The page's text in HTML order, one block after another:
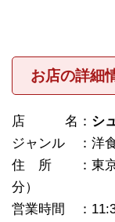
お店の詳細
店 名： シ
ジャンル ：洋
住 所 ：東京都
分）
営業時間 ：